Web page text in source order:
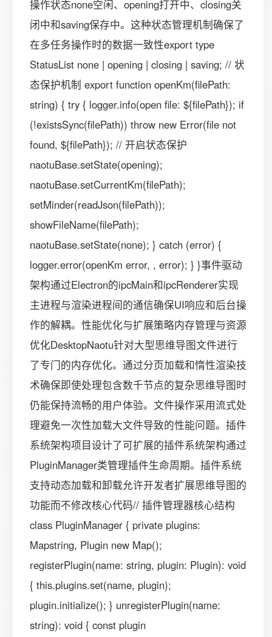
操作状态none空闲、opening打开中、closing关
闭中和saving保存中。这种状态管理机制确保了
在多任务操作时的数据一致性export type
StatusList none | opening | closing | saving; // 状
态保护机制 export function openKm(filePath:
string) { try { logger.info(open file: ${filePath}); if
(!existsSync(filePath)) throw new Error(file not
found, ${filePath}); // 开启状态保护
naotuBase.setState(opening);
naotuBase.setCurrentKm(filePath);
setMinder(readJson(filePath));
showFileName(filePath);
naotuBase.setState(none); } catch (error) {
logger.error(openKm error, , error); } }事件驱动
架构通过Electron的ipcMain和ipcRenderer实现
主进程与渲染进程间的通信确保UI响应和后台操
作的解耦。性能优化与扩展策略内存管理与资源
优化DesktopNaotu针对大型思维导图文件进行
了专门的内存优化。通过分页加载和惰性渲染技
术确保即使处理包含数千节点的复杂思维导图时
仍能保持流畅的用户体验。文件操作采用流式处
理避免一次性加载大文件导致的性能问题。插件
系统架构项目设计了可扩展的插件系统架构通过
PluginManager类管理插件生命周期。插件系统
支持动态加载和卸载允许开发者扩展思维导图的
功能而不修改核心代码// 插件管理器核心结构
class PluginManager { private plugins:
Mapstring, Plugin new Map();
registerPlugin(name: string, plugin: Plugin): void
{ this.plugins.set(name, plugin);
plugin.initialize(); } unregisterPlugin(name:
string): void { const plugin